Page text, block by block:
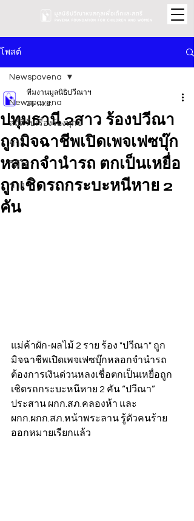
โพสต์
Newspavena
สถิติรับเรื่องร้องทุกข์
ข่าว
วิดีโอ
ข่าว
Newspavena
ปทุมธานี 2สาว ร้องปวีณา
ถูกมิจฉาชีพเปิดเพจเฟซบุ๊ก
หลอกจำนำรถ ตกเป็นเหยื่อ
ถูกเชิดรถกระบะหนีหาย 2
คัน
ทีมงานมูลนิธิปวีณาฯ
25 เม.ย.
แม่ค้าผัก-ผลไม้ 2 ราย ร้อง "ปวีณา" ถูก
มิจฉาชีพเปิดเพจเฟซบุ๊กหลอกจำนำรถ
ต้องการเงินด่วนหลงเชื่อตกเป็นเหยื่อถูก
เชิดรถกระบะหนีหาย 2 คัน “ปวีณา”
ประสาน ผกก.สภ.คลองห้า และ
ผกก.ผกก.สภ.หน้าพระลาน รู้ตัวคนร้าย
ออกหมายเรียกแล้ว